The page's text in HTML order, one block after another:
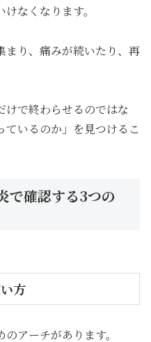
なくなります。
まり、痛みが続いたり、再
で終わらせるのではな
ているのか」を見つけるこ
で確認する3つの
方
アーチがあります。